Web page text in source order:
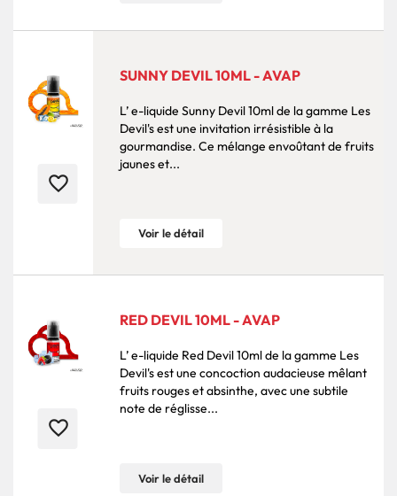
favorite_border
SUNNY DEVIL 10ML - AVAP
L’ e-liquide Sunny Devil 10ml de la gamme Les
Devil's est une invitation irrésistible à la
gourmandise. Ce mélange envoûtant de fruits
jaunes et...
Voir le détail
favorite_border
RED DEVIL 10ML - AVAP
L’ e-liquide Red Devil 10ml de la gamme Les
Devil's est une concoction audacieuse mêlant
fruits rouges et absinthe, avec une subtile
note de réglisse...
Voir le détail